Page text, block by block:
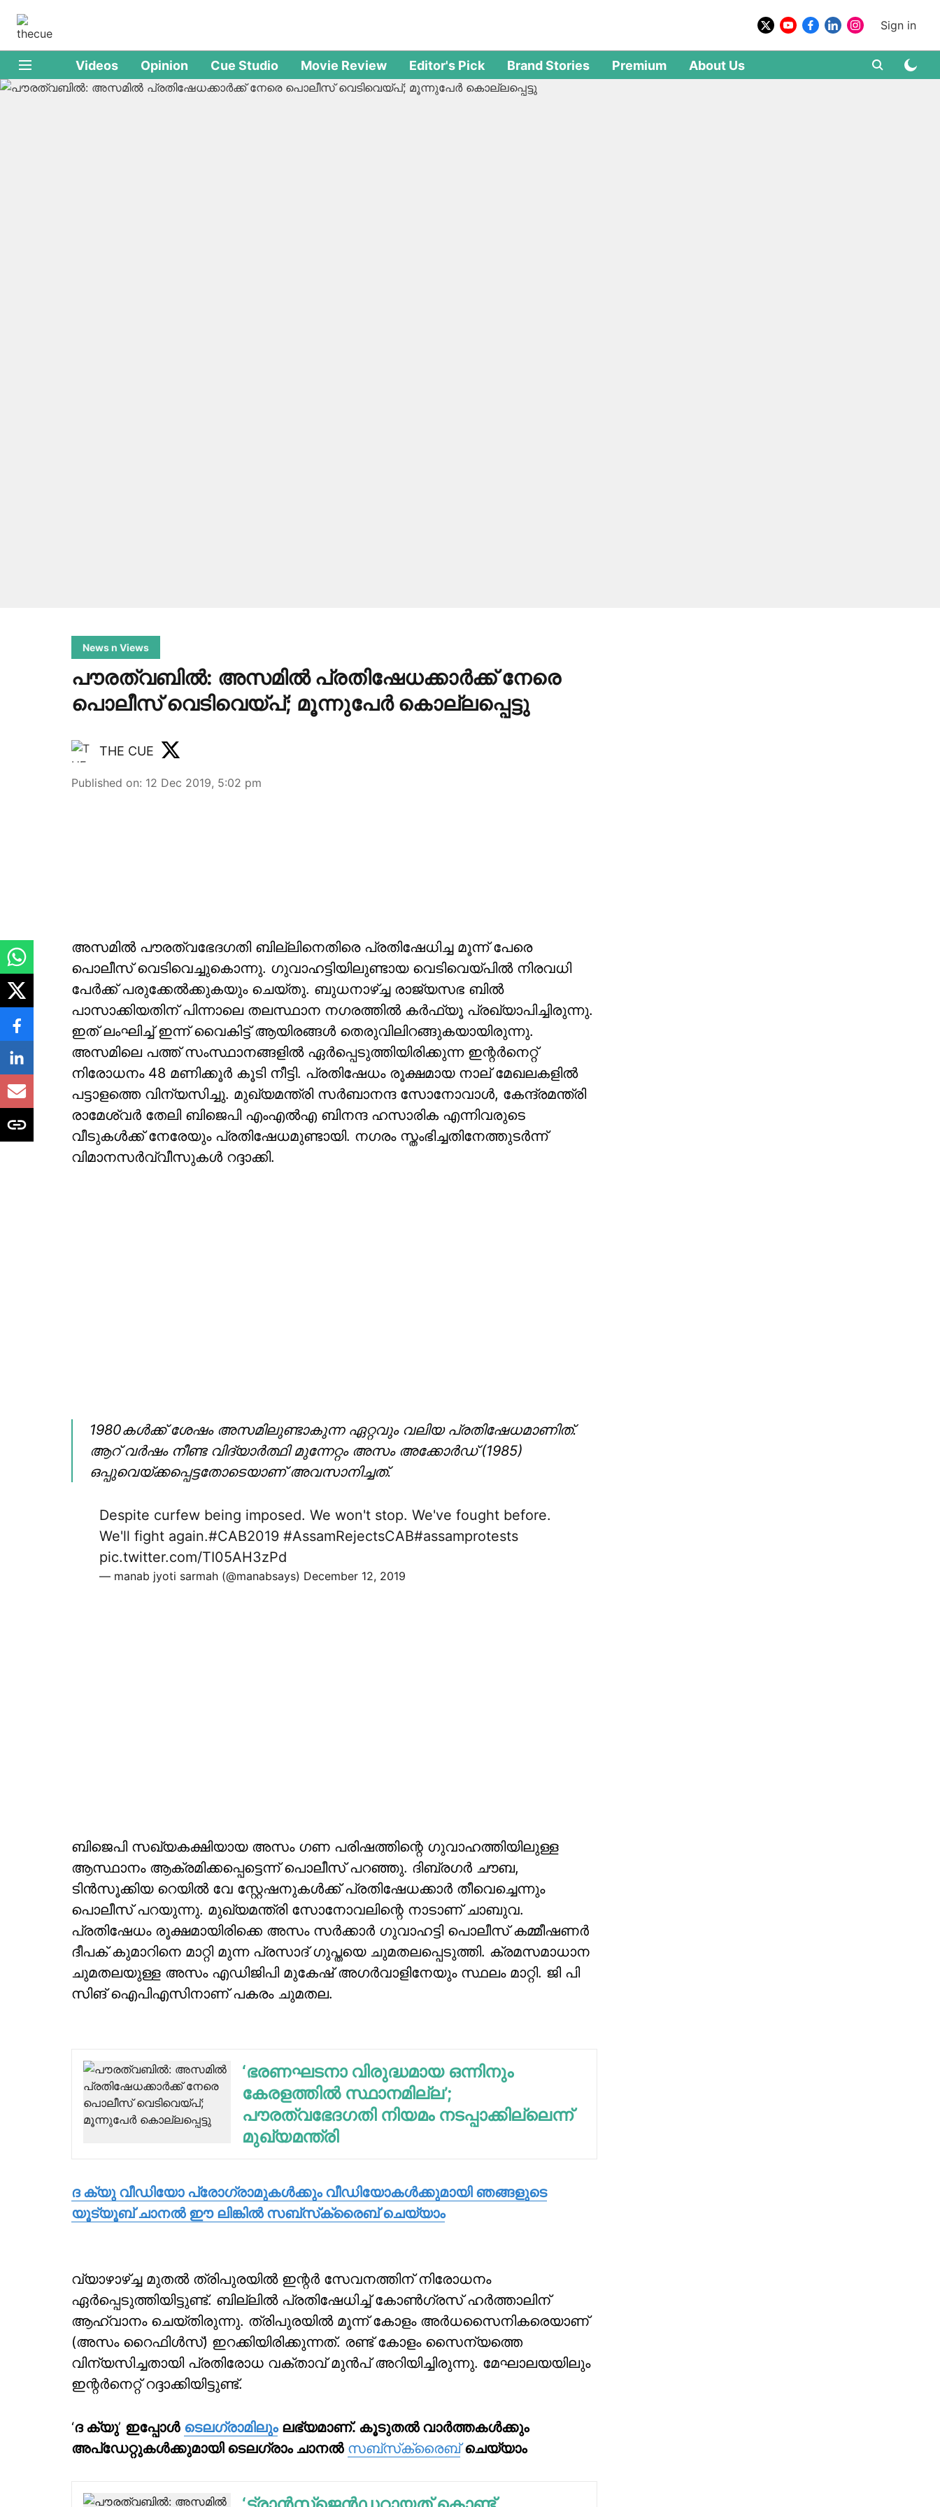
Sign in
Videos Opinion Cue Studio Movie Review Editor's Pick Brand Stories Premium About Us
News n Views
പൗരത്വബില്‍: അസമില്‍ പ്രതിഷേധക്കാര്‍ക്ക് നേരെ
പൊലീസ് വെടിവെയ്പ്; മൂന്നുപേര്‍ കൊല്ലപ്പെട്ടു
THE CUE
Published on: 12 Dec 2019, 5:02 pm
അസമില്‍ പൗരത്വഭേദഗതി ബില്ലിനെതിരെ പ്രതിഷേധിച്ച മൂന്ന് പേരെ
പൊലീസ് വെടിവെച്ചുകൊന്നു. ഗുവാഹട്ടിയിലുണ്ടായ വെടിവെയ്പില്‍ നിരവധി
പേര്‍ക്ക് പരുക്കേല്‍ക്കുകയും ചെയ്തു. ബുധനാഴ്ച്ച രാജ്യസഭ ബില്‍
പാസാക്കിയതിന് പിന്നാലെ തലസ്ഥാന നഗരത്തില്‍ കര്‍ഫ്യൂ പ്രഖ്യാപിച്ചിരുന്നു.
ഇത് ലംഘിച്ച് ഇന്ന് വൈകിട്ട് ആയിരങ്ങള്‍ തെരുവിലിറങ്ങുകയായിരുന്നു.
അസമിലെ പത്ത് സംസ്ഥാനങ്ങളില്‍ ഏര്‍പ്പെടുത്തിയിരിക്കുന്ന ഇന്റര്‍നെറ്റ്
നിരോധനം 48 മണിക്കൂര്‍ കൂടി നീട്ടി. പ്രതിഷേധം രൂക്ഷമായ നാല് മേഖലകളില്‍
പട്ടാളത്തെ വിന്യസിച്ചു. മുഖ്യമന്ത്രി സര്‍ബാനന്ദ സോനോവാള്‍, കേന്ദ്രമന്ത്രി
രാമേശ്വര്‍ തേലി ബിജെപി എംഎല്‍എ ബിനന്ദ ഹസാരിക എന്നിവരുടെ
വീടുകള്‍ക്ക് നേരേയും പ്രതിഷേധമുണ്ടായി. നഗരം സ്തംഭിച്ചതിനേത്തുടര്‍ന്ന്
വിമാനസര്‍വ്വീസുകള്‍ റദ്ദാക്കി.
1980കള്‍ക്ക് ശേഷം അസമിലുണ്ടാകുന്ന ഏറ്റവും വലിയ പ്രതിഷേധമാണിത്.
ആറ് വര്‍ഷം നീണ്ട വിദ്യാര്‍ത്ഥി മുന്നേറ്റം അസം അക്കോര്‍ഡ് (1985)
ഒപ്പുവെയ്ക്കപ്പെട്ടതോടെയാണ് അവസാനിച്ചത്.
Despite curfew being imposed. We won't stop. We've fought before.
We'll fight again.#CAB2019 #AssamRejectsCAB#assamprotests
pic.twitter.com/TI05AH3zPd
— manab jyoti sarmah (@manabsays) December 12, 2019
ബിജെപി സഖ്യകക്ഷിയായ അസം ഗണ പരിഷത്തിന്റെ ഗുവാഹത്തിയിലുള്ള
ആസ്ഥാനം ആക്രമിക്കപ്പെട്ടെന്ന് പൊലീസ് പറഞ്ഞു. ദിബ്രഗര്‍ ചൗബ,
ടിന്‍സൂക്കിയ റെയില്‍ വേ സ്റ്റേഷനുകള്‍ക്ക് പ്രതിഷേധക്കാര്‍ തീവെച്ചെന്നും
പൊലീസ് പറയുന്നു. മുഖ്യമന്ത്രി സോനോവലിന്റെ നാടാണ് ചാബുവ.
പ്രതിഷേധം രൂക്ഷമായിരിക്കെ അസം സര്‍ക്കാര്‍ ഗുവാഹട്ടി പൊലീസ് കമ്മീഷണര്‍
ദീപക് കുമാറിനെ മാറ്റി മുന്ന പ്രസാദ് ഗുപ്തയെ ചുമതലപ്പെടുത്തി. ക്രമസമാധാന
ചുമതലയുള്ള അസം എഡിജിപി മുകേഷ് അഗര്‍വാളിനേയും സ്ഥലം മാറ്റി. ജി പി
സിങ് ഐപിഎസിനാണ് പകരം ചുമതല.
‘ഭരണഘടനാ വിരുദ്ധമായ ഒന്നിനും
കേരളത്തില്‍ സ്ഥാനമില്ല’;
പൗരത്വഭേദഗതി നിയമം നടപ്പാക്കില്ലെന്ന്
മുഖ്യമന്ത്രി
ദ ക്യു വീഡിയോ പ്രോഗ്രാമുകള്‍ക്കും വീഡിയോകള്‍ക്കുമായി ഞങ്ങളുടെ
യൂട്യൂബ് ചാനല്‍ ഈ ലിങ്കില്‍ സബ്‌സ്‌ക്രൈബ് ചെയ്യാം
വ്യാഴാഴ്ച്ച മുതല്‍ ത്രിപുരയില്‍ ഇന്റര്‍ സേവനത്തിന് നിരോധനം
ഏര്‍പ്പെടുത്തിയിട്ടുണ്ട്. ബില്ലില്‍ പ്രതിഷേധിച്ച് കോണ്‍ഗ്രസ് ഹര്‍ത്താലിന്
ആഹ്വാനം ചെയ്തിരുന്നു. ത്രിപുരയില്‍ മൂന്ന് കോളം അര്‍ധസൈനികരെയാണ്
(അസം റൈഫിള്‍സ്) ഇറക്കിയിരിക്കുന്നത്. രണ്ട് കോളം സൈന്യത്തെ
വിന്യസിച്ചതായി പ്രതിരോധ വക്താവ് മുന്‍പ് അറിയിച്ചിരുന്നു. മേഘാലയയിലും
ഇന്റര്‍നെറ്റ് റദ്ദാക്കിയിട്ടുണ്ട്.
‘ദ ക്യു’ ഇപ്പോള്‍ ടെലഗ്രാമിലും ലഭ്യമാണ്. കൂടുതല്‍ വാര്‍ത്തകള്‍ക്കും
അപ്‌ഡേറ്റുകള്‍ക്കുമായി ടെലഗ്രാം ചാനല്‍ സബ്‌സ്‌ക്രൈബ് ചെയ്യാം